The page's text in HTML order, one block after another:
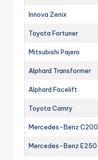
Innova Zenix
Toyota Fortuner
Mitsubishi Pajero
Alphard Transformer
Alphard Facelift
Toyota Camry
Mercedes-Benz C200
Mercedes-Benz E250